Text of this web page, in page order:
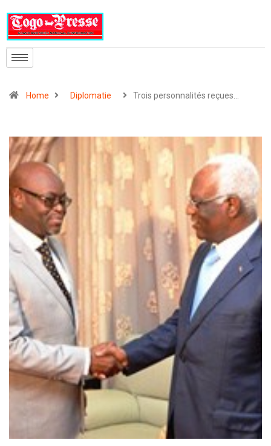
Home Diplomatie Trois personnalités reçues…